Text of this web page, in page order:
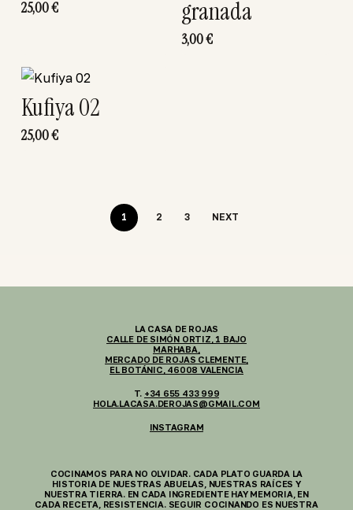
25,00€
granada
3,00€
Kufiya 02
25,00€
1 2 3 NEXT
LA CASA DE ROJAS
CALLE DE SIMÓN ORTIZ, 1 BAJO
MARHABA,
MERCADO DE ROJAS CLEMENTE,
EL BOTÁNIC, 46008 VALENCIA
T. +34 655 433 999
HOLA.LACASA.DEROJAS@GMAIL.COM
INSTAGRAM
COCINAMOS PARA NO OLVIDAR. CADA PLATO GUARDA LA
HISTORIA DE NUESTRAS ABUELAS, NUESTRAS RAÍCES Y
NUESTRA TIERRA. EN CADA INGREDIENTE HAY MEMORIA, EN
CADA RECETA, RESISTENCIA. SEGUIR COCINANDO ES NUESTRA